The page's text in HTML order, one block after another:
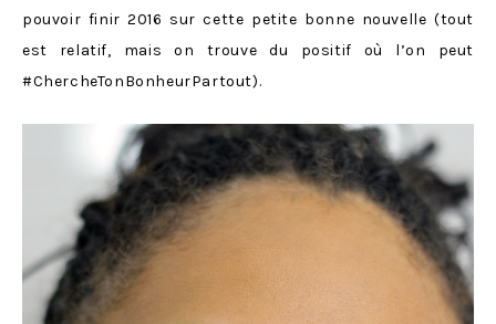
pouvoir finir 2016 sur cette petite bonne nouvelle (tout
est relatif, mais on trouve du positif où l’on peut
#ChercheTonBonheurPartout).